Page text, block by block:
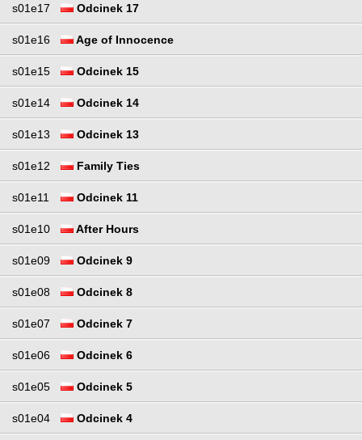
s01e17 Odcinek 17
s01e16 Age of Innocence
s01e15 Odcinek 15
s01e14 Odcinek 14
s01e13 Odcinek 13
s01e12 Family Ties
s01e11 Odcinek 11
s01e10 After Hours
s01e09 Odcinek 9
s01e08 Odcinek 8
s01e07 Odcinek 7
s01e06 Odcinek 6
s01e05 Odcinek 5
s01e04 Odcinek 4